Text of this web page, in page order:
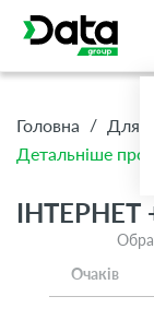
Головна / Для
Детальніше про
ІНТЕРНЕТ
Очаків